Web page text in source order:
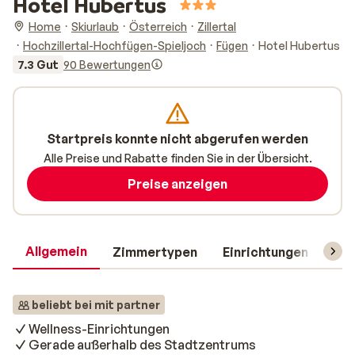
Home Skiurlaub Österreich
Zillertal
Hochzillertal-Hochfügen-Spieljoch
Fügen
Hotel Hubertus
7.3 Gut 90 Bewertungen
Allgemein Zimmertypen Einrichtungen
beliebt bei mit partner
Wellness-Einrichtungen
Gerade außerhalb des Stadtzentrums
Startpreis konnte nicht abgerufen werden
Alle Preise und Rabatte finden Sie in der Übersicht.
Preise anzeigen